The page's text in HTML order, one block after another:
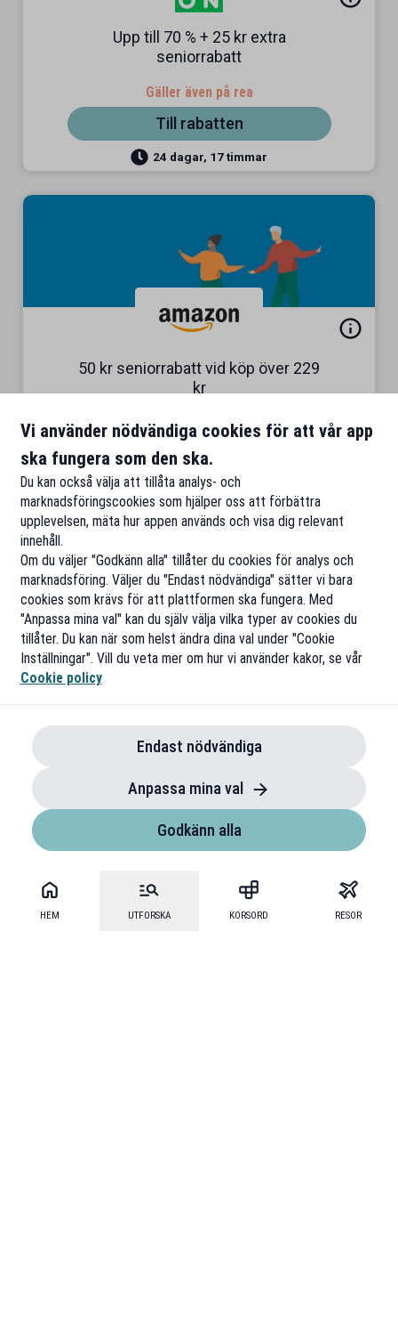
HEM UTFORSKA KORSORD RESOR
Upp till 70 % + 25 kr extra
seniorrabatt
Gäller även på rea
Till rabatten
24 dagar, 17 timmar
50 kr seniorrabatt vid köp över 229
kr
Gäller redan existerande kunder
Till rabatten
Vi använder nödvändiga cookies för att vår app
ska fungera som den ska.
Du kan också välja att tillåta analys- och
marknadsföringscookies som hjälper oss att förbättra
upplevelsen, mäta hur appen används och visa dig relevant
innehåll.
Om du väljer "Godkänn alla" tillåter du cookies för analys och
marknadsföring. Väljer du "Endast nödvändiga" sätter vi bara
cookies som krävs för att plattformen ska fungera. Med
"Anpassa mina val" kan du själv välja vilka typer av cookies du
tillåter. Du kan när som helst ändra dina val under "Cookie
Inställningar". Vill du veta mer om hur vi använder kakor, se vår
Cookie policy
Endast nödvändiga
Anpassa mina val
Godkänn alla